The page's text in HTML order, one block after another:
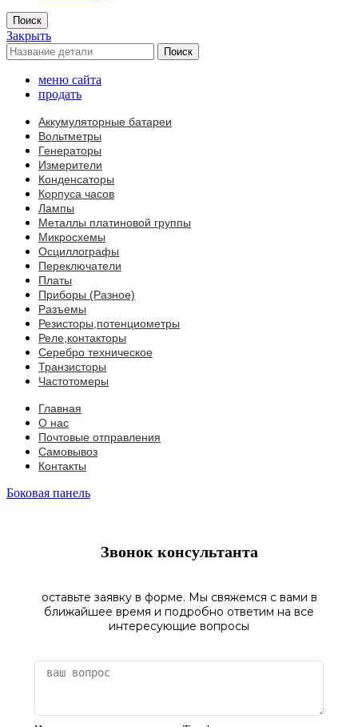
Поиск
Закрыть
Поиск
меню сайта
продать
Аккумуляторные батареи
Вольтметры
Генераторы
Измерители
Конденсаторы
Корпуса часов
Лампы
Металлы платиновой группы
Микросхемы
Осциллографы
Переключатели
Платы
Приборы (Разное)
Разъемы
Резисторы,потенциометры
Реле,контакторы
Серебро техническое
Транзисторы
Частотомеры
Главная
О нас
Почтовые отправления
Самовывоз
Контакты
Боковая панель
Звонок консультанта
оставьте заявку в форме. Мы свяжемся с вами в
ближайшее время и подробно ответим на все
интересующие вопросы